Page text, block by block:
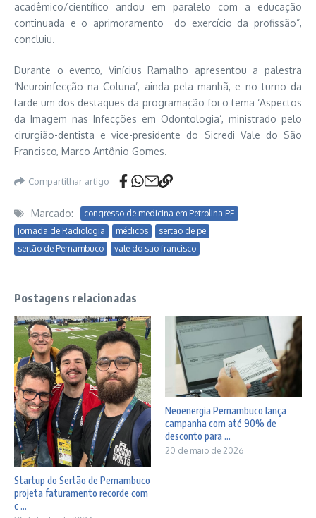
acadêmico/científico andou em paralelo com a educação
continuada e o aprimoramento do exercício da profissão”,
concluiu.
Durante o evento, Vinícius Ramalho apresentou a palestra
‘Neuroinfecção na Coluna’, ainda pela manhã, e no turno da
tarde um dos destaques da programação foi o tema ‘Aspectos
da Imagem nas Infecções em Odontologia’, ministrado pelo
cirurgião-dentista e vice-presidente do Sicredi Vale do São
Francisco, Marco Antônio Gomes.
Compartilhar artigo
Marcado:
congresso de medicina em Petrolina PE
Jornada de Radiologia
médicos
sertao de pe
sertão de Pernambuco
vale do sao francisco
Postagens relacionadas
Startup do Sertão de Pernambuco
projeta faturamento recorde com
c ...
Neoenergia Pernambuco lança
campanha com até 90% de
desconto para ...
20 de maio de 2026